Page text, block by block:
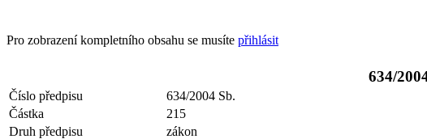
Pro zobrazení kompletního obsahu se musíte přihlásit
634/
Číslo předpisu
634/2004 Sb.
Částka
215
Druh předpisu
zákon